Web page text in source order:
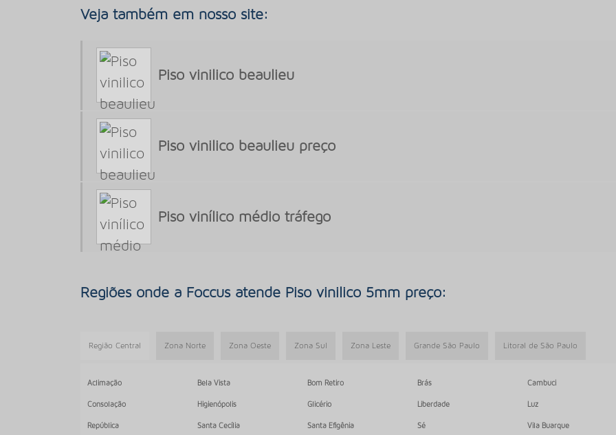
Veja também em nosso site:
Piso vinilico beaulieu
Piso vinilico beaulieu preço
Piso vinílico médio tráfego
Regiões onde a Foccus atende Piso vinilico 5mm preço:
Região Central Zona Norte Zona Oeste Zona Sul Zona Leste Grande São Paulo Litoral de São Paulo
Aclimação Bela Vista Bom Retiro Brás Cambuci
Consolação Higienópolis Glicério Liberdade Luz
República Santa Cecília Santa Efigênia Sé Vila Buarque